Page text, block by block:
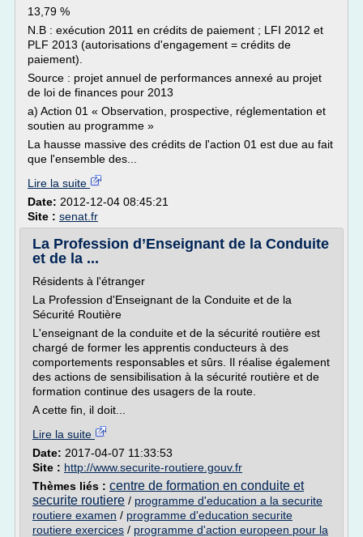
13,79 %
N.B : exécution 2011 en crédits de paiement ; LFI 2012 et
PLF 2013 (autorisations d'engagement = crédits de
paiement).
Source : projet annuel de performances annexé au projet
de loi de finances pour 2013
a) Action 01 « Observation, prospective, réglementation et
soutien au programme »
La hausse massive des crédits de l'action 01 est due au fait
que l'ensemble des...
Lire la suite
Date: 2012-12-04 08:45:21
Site : senat.fr
La Profession d’Enseignant de la Conduite
et de la ...
Résidents à l'étranger
La Profession d'Enseignant de la Conduite et de la
Sécurité Routière
L'enseignant de la conduite et de la sécurité routière est
chargé de former les apprentis conducteurs à des
comportements responsables et sûrs. Il réalise également
des actions de sensibilisation à la sécurité routière et de
formation continue des usagers de la route.
A cette fin, il doit...
Lire la suite
Date: 2017-04-07 11:33:53
Site : http://www.securite-routiere.gouv.fr
Thèmes liés : centre de formation en conduite et
securite routiere / programme d'education a la securite
routiere examen / programme d'education securite
routiere exercices / programme d'action europeen pour la